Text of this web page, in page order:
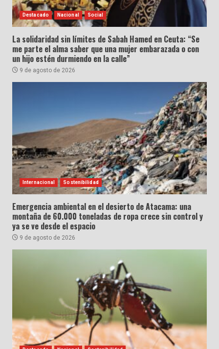
Destacado Nacional Social
La solidaridad sin límites de Sabah Hamed en Ceuta: “Se
me parte el alma saber que una mujer embarazada o con
un hijo estén durmiendo en la calle”
9 de agosto de 2026
Internacional Sostenibilidad
Emergencia ambiental en el desierto de Atacama: una
montaña de 60.000 toneladas de ropa crece sin control y
ya se ve desde el espacio
9 de agosto de 2026